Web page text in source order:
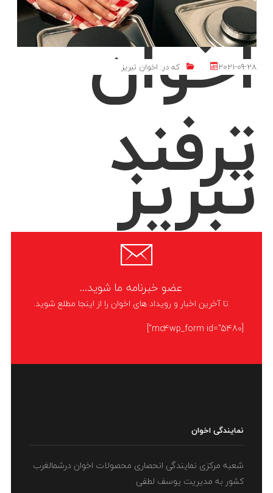
اخوان
تبریز
خلاصه محتوا: یکی از ضروری ترین لوازمی که در هر آشپزخانه ای وجود دارد
گاز است. گاز اخوان تبریز یکی از بهترین برند های موجود در بازار است که
ادامه مطلب
2021-09-28 که در: اخوان تبریز
ترفند
های
جادویی
عضو خبرنامه ما شوید...
تا آخرین اخبار و رویداد های اخوان را از اینجا مطلع شوید.
[mc4wp_form id="5480"]
نمایندگی اخوان
شعبه مرکزی نمایندگی انحصاری محصولات اخوان درشمالغرب
کشور به مدیریت یوسف لطفی